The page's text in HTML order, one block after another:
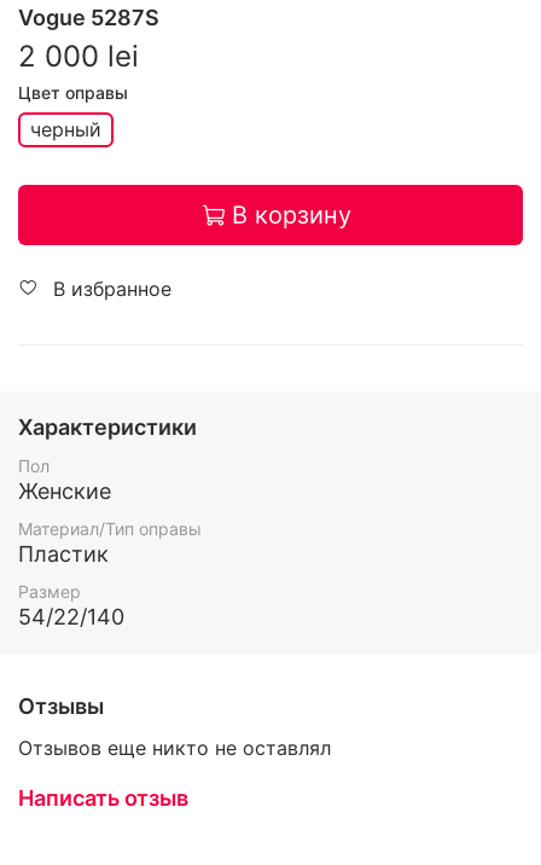
Vogue 5287S
2 000 lei
Цвет оправы
черный
В корзину
В избранное
Характеристики
Пол
Женские
Материал/Тип оправы
Пластик
Размер
54/22/140
Отзывы
Отзывов еще никто не оставлял
Написать отзыв